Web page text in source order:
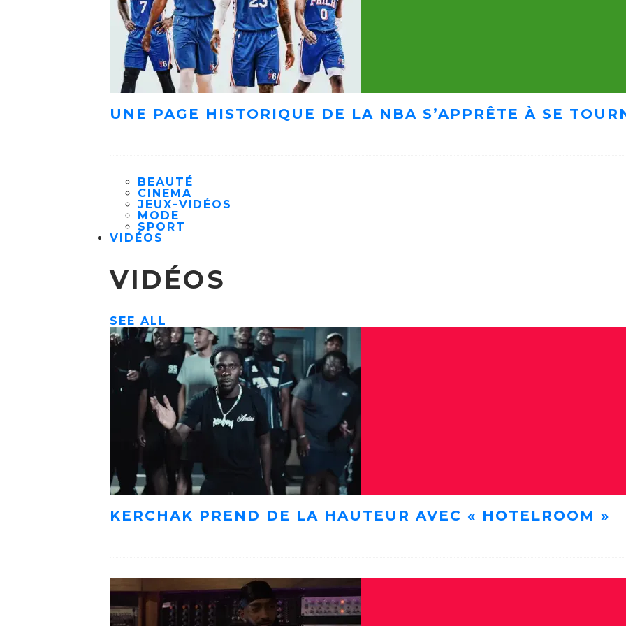
UNE PAGE HISTORIQUE DE LA NBA S’APPRÊTE À SE
BEAUTÉ
CINEMA
JEUX-VIDÉOS
MODE
SPORT
VIDÉOS
VIDÉOS
SEE ALL
KERCHAK PREND DE LA HAUTEUR AVEC « HOTELROOM »